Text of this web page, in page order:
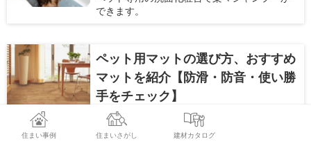
に、具体的な対処法を解説します。
できます。
ペット用マットの選び方、おすすめ
マットを紹介【防滑・防音・使い勝
手をチェック】
ペットを飼っているお家では、マットを敷い
た方がいいのでしょうか？ ペットをフローリ
住まい事例 住まいさがし 建材カタログ